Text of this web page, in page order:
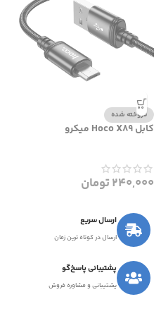
فروخته شده
کابل Hoco X89 میکرو
240,000تومان
ارسال سریع
ارسال در کوتاه ترین زمان
پشتیبانی پاسخ‌گو
پشتیبانی و مشاوره فروش